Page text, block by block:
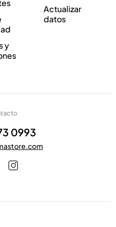
y
Actualizar
datos
0993